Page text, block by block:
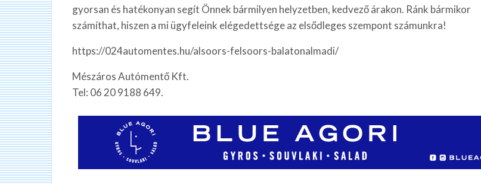
gyorsan és hatékonyan segít Önnek bármilyen helyzetben, kedvező árakon. Ránk bármikor
számíthat, hiszen a mi ügyfeleink elégedettsége az elsődleges szempont számunkra!
https://024automentes.hu/alsoors-felsoors-balatonalmadi/
Mészáros Autómentő Kft.
Tel: 06 20 9188 649.